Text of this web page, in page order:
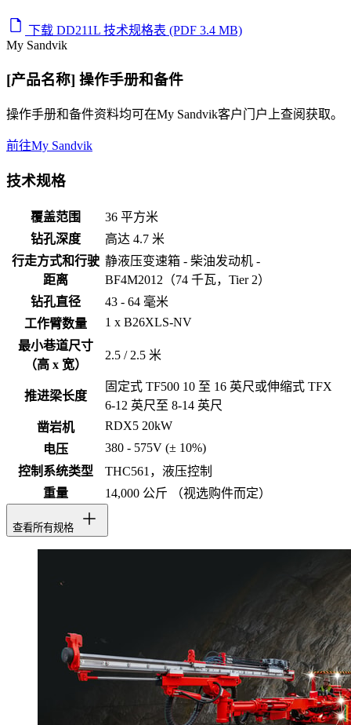
下载 DD211L 技术规格表 (PDF 3.4 MB)
My Sandvik
[产品名称] 操作手册和备件
操作手册和备件资料均可在My Sandvik客户门户上查阅获取。
前往My Sandvik
技术规格
覆盖范围
36 平方米
钻孔深度
高达 4.7 米
行走方式和行驶
距离
静液压变速箱 - 柴油发动机 -
BF4M2012（74 千瓦，Tier 2）
钻孔直径
43 - 64 毫米
工作臂数量
1 x B26XLS-NV
最小巷道尺寸
（高 x 宽）
2.5 / 2.5 米
推进梁长度
固定式 TF500 10 至 16 英尺或伸缩式 TFX
6-12 英尺至 8-14 英尺
凿岩机
RDX5 20kW
电压
380 - 575V (± 10%)
控制系统类型
THC561，液压控制
重量
14,000 公斤 （视选购件而定）
查看所有规格